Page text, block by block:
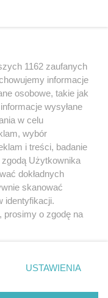
Serwis Informacyjny Miasta
HOSTING
FACEBOOK KONTAKT
Muzyka i kultura
Archiwum wydarzeń
Zdjęcia miasta
1162 zaufanych
informacje
osobowe, takie jak
wysyłane
w celu
wybór
i treści, badanie
zgodą Użytkownika
dokładnych
skanować
identyfikacji.
prosimy o zgodę na
strony
. Niektóre
USTAWIENIA